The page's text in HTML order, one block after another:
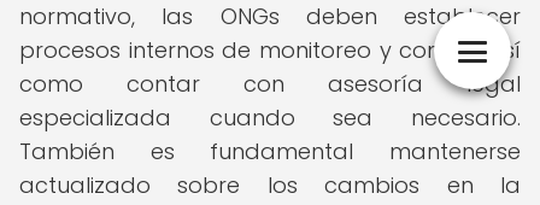
normativo, las ONGs deben establecer
procesos internos de monitoreo y control, así
como contar con asesoría legal
especializada cuando sea necesario.
También es fundamental mantenerse
actualizado sobre los cambios en la